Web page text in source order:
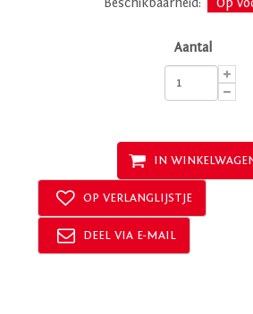
Beschikbaarheid: Op
Aantal